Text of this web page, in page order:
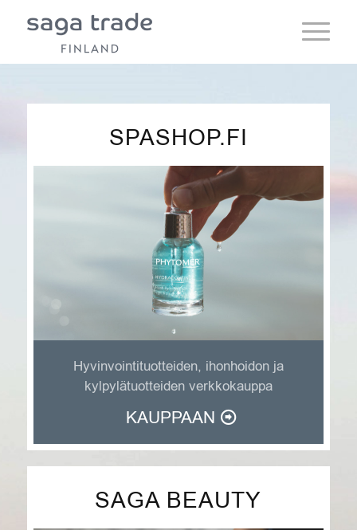
SPASHOP.FI
Hyvinvointituotteiden, ihonhoidon ja
kylpylätuotteiden verkkokauppa
KAUPPAAN
SAGA BEAUTY